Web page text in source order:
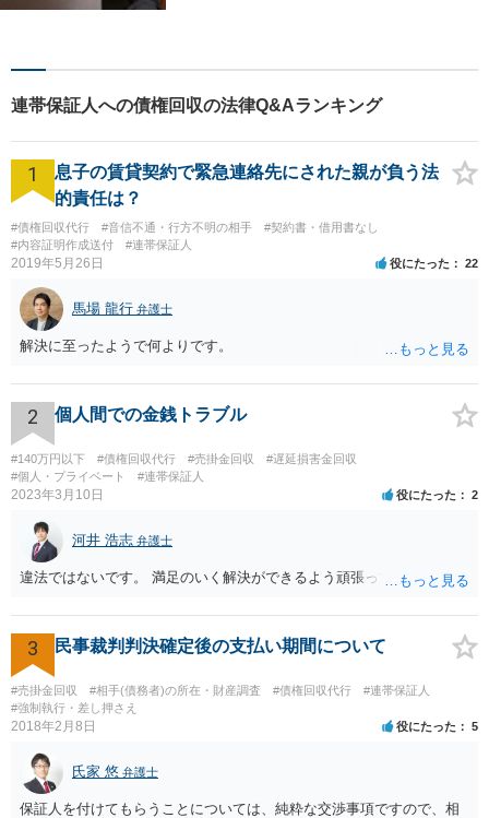
いても、あなたの身近な相談
ます。
連帯保証人への債権回収の法律Q&Aランキング
1
息子の賃貸契約で緊急連絡先にされた親が負う法
的責任は？
#債権回収代行 #音信不通・行方不明の相手
#契約書・借用書なし
#内容証明作成送付
#連帯保証人
2019年5月26日 役にたった 22
馬場 龍行 弁護士
解決に至ったようで何よりです。
2 個人間での金銭トラブル
#140万円以下 #債権回収代行 #売掛金回収
#遅延損害金回収
#個人・プライベート
#連帯保証人
2023年3月10日 役にたった 2
河井 浩志 弁護士
違法ではないです。 満足のいく解決ができるよう頑張ってください。
3 民事裁判判決確定後の支払い期間について
#売掛金回収 #相手(債務者)の所在・財産調査 #債権回収代行
#連帯保証人
#強制執行・差し押さえ
2018年2月8日 役にたった 5
氏家 悠 弁護士
保証人を付けてもらうことについては、純粋な交渉事項ですので、相